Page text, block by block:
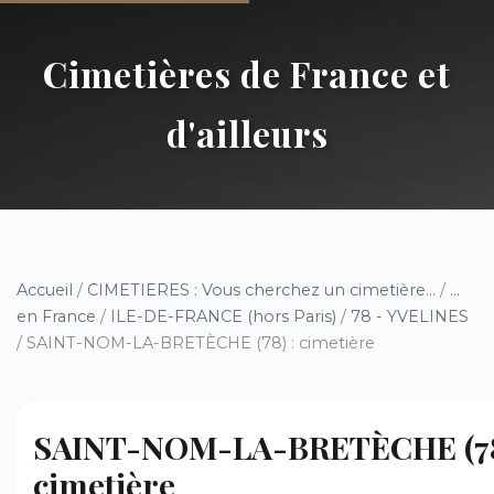
Cimetières de France et
d'ailleurs
Accueil / CIMETIERES : Vous cherchez un cimetière... / ...
en France / ILE-DE-FRANCE (hors Paris) / 78 - YVELINES
/ SAINT-NOM-LA-BRETÈCHE (78) : cimetière
SAINT-NOM-LA-BRETÈCHE
cimetière